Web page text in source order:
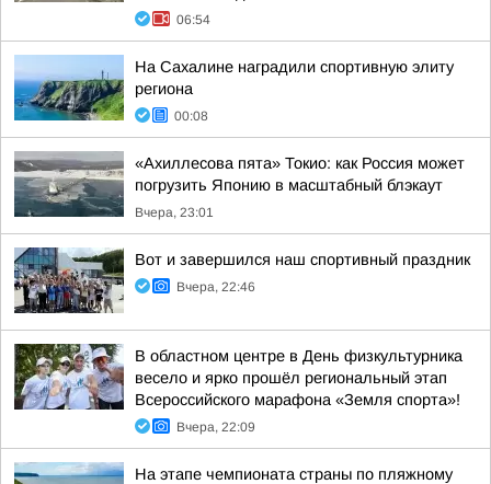
06:54
На Сахалине наградили спортивную элиту
региона
00:08
«Ахиллесова пята» Токио: как Россия может
погрузить Японию в масштабный блэкаут
Вчера, 23:01
Вот и завершился наш спортивный праздник
Вчера, 22:46
В областном центре в День физкультурника
весело и ярко прошёл региональный этап
Всероссийского марафона «Земля спорта»!
Вчера, 22:09
На этапе чемпионата страны по пляжному